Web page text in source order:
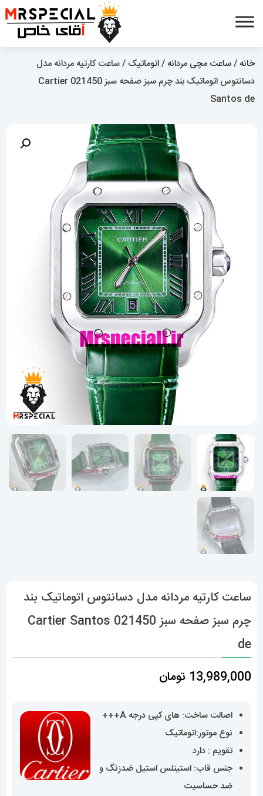
خانه /ساعت مچی مردانه /اتوماتیک / ساعت کارتیه مردانه مدل
دسانتوس اتوماتیک بند چرم سبز صفحه سبز 021450 Cartier
Santos de
ساعت کارتیه مردانه مدل دسانتوس اتوماتیک بند
چرم سبز صفحه سبز 021450 Cartier Santos
de
13,989,000 تومان
اصالت ساخت: های کپی درجه A+++
نوع موتور:اتوماتیک
تقویم : دارد
جنس قاب: استینلس استیل ضدزنگ و
ضد حساسیت